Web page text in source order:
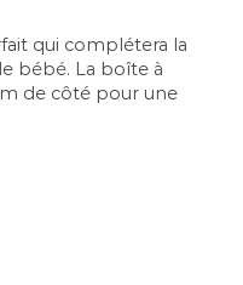
qui complétera la
bébé. La boîte à
de côté pour une